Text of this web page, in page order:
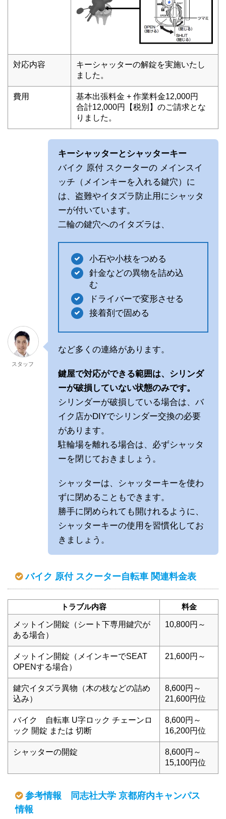
対応内容
キーシャッターの解錠を実施いたし
ました。
費用
基本出張料金 + 作業料金12,000円
合計12,000円【税別】のご請求とな
りました。
スタッフ
キーシャッターとシャッターキー
バイク 原付 スクーターの メインスイ
ッチ（メインキーを入れる鍵穴）に
は、盗難やイタズラ防止用にシャッタ
ーが付いています。
二輪の鍵穴へのイタズラは、
小石や小枝をつめる
針金などの異物を詰め込
む
ドライバーで変形させる
接着剤で固める
など多くの連絡があります。
鍵屋で対応ができる範囲は、シリンダ
ーが破損していない状態のみです。
シリンダーが破損している場合は、バ
イク店かDIYでシリンダー交換の必要
があります。
駐輪場を離れる場合は、必ずシャッタ
ーを閉じておきましょう。
シャッターは、シャッターキーを使わ
ずに閉めることもできます。
勝手に閉められても開けれるように、
シャッターキーの使用を習慣化してお
きましょう。
バイク 原付 スクーター自転車 関連料金表
トラブル内容 料金
メットイン開錠（シート下専用鍵穴が
ある場合）
10,800円～
メットイン開錠（メインキーでSEAT
OPENする場合）
21,600円～
鍵穴イタズラ異物（木の枝などの詰め
込み）
8,600円～
21,600円位
バイク 自転車 U字ロック チェーンロ
ック 開錠 または 切断
8,600円～
16,200円位
シャッターの開錠
8,600円～
15,100円位
参考情報 同志社大学 京都府内キャンパス
情報